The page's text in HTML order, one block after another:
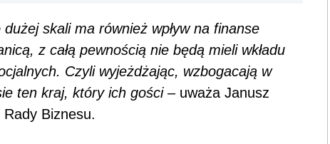
skali ma również wpływ na finanse
z całą pewnością nie będą mieli wkładu
Czyli wyjeżdżając, wzbogacają w
ten kraj, który ich gości – uważa Janusz
Biznesu.